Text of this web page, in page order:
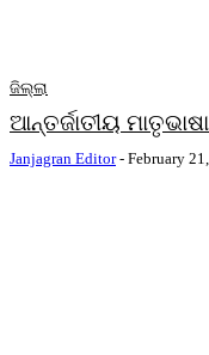
ଜିଲ୍ଲା
ଆନ୍ତର୍ଜାତୀୟ
Janjagran Editor - February